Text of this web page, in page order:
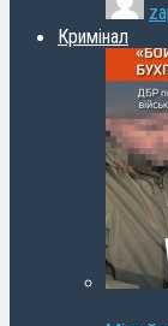
Кримінал